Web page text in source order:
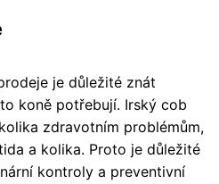
je důležité znát
koně potřebují. Irský cob
zdravotním problémům,
a kolika. Proto je důležité
kontroly a preventivní